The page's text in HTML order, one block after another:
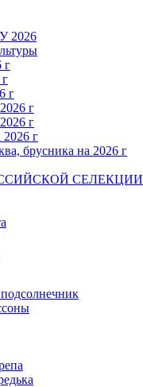
2026
г
г
г
г
г
брусника на 2026 г
СЕЛЕКЦИИ